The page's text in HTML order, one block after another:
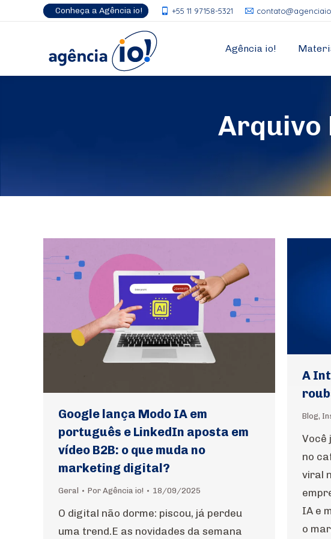
Conheça a Agência io! +55 11 97158-5321
Agência io!
Google lança Modo IA em
português e LinkedIn aposta em
vídeo B2B: o que muda no
marketing digital?
Geral Por Agência io! 18/09/2025
O digital não dorme: piscou, já perdeu
uma trend.E as novidades da semana
A
Blog,
Você
no
viral
IA e
o